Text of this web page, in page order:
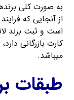
به صورت کلی
از آنجایی که
است و ثبت برند
کارت بازرگانی
میباشد.
طبقات